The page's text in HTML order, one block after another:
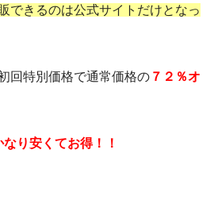
できるのは公式サイトだけとなっ
回特別価格で通常価格の ７２％オ
り安くてお得！！